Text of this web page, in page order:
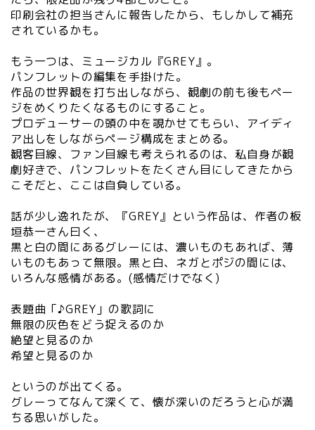
印刷会社の担当さんに報告したから、もしかして補充
されているかも。
もう一つは、ミュージカル『GREY』。
パンフレットの編集を手掛けた。
作品の世界観を打ち出しながら、観劇の前も後もペー
ジをめくりたくなるものにすること。
プロデューサーの頭の中を覗かせてもらい、アイディ
ア出しをしながらページ構成をまとめる。
観客目線、ファン目線も考えられるのは、私自身が観
劇好きで、パンフレットをたくさん目にしてきたから
こそだと、ここは自負している。
話が少し逸れたが、『GREY』という作品は、作者の板
垣恭一さん曰く、
黒と白の間にあるグレーには、濃いものもあれば、薄
いものもあって無限。黒と白、ネガとポジの間には、
いろんな感情がある。(感情だけでなく)
表題曲「♪GREY」の歌詞に
無限の灰色をどう捉えるのか
絶望と見るのか
希望と見るのか
というのが出てくる。
グレーってなんて深くて、懐が深いのだろうと心が満
ちる思いがした。